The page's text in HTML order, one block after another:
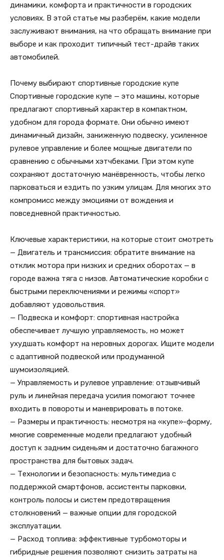
динамики, комфорта и практичности в городских
условиях. В этой статье мы разберём, какие модели
заслуживают внимания, на что обращать внимание при
выборе и как проходит типичный тест-драйв таких
автомобилей.
Почему выбирают спортивные городские купе
Спортивные городские купе — это машины, которые
предлагают спортивный характер в компактном,
удобном для города формате. Они обычно имеют
динамичный дизайн, заниженную подвеску, усиленное
рулевое управление и более мощные двигатели по
сравнению с обычными хэтчбеками. При этом купе
сохраняют достаточную манёвренность, чтобы легко
парковаться и ездить по узким улицам. Для многих это
компромисс между эмоциями от вождения и
повседневной практичностью.
Ключевые характеристики, на которые стоит смотреть
— Двигатель и трансмиссия: обратите внимание на
отклик мотора при низких и средних оборотах — в
городе важна тяга с низов. Автоматические коробки с
быстрыми переключениями и режимы «спорт»
добавляют удовольствия.
— Подвеска и комфорт: спортивная настройка
обеспечивает лучшую управляемость, но может
ухудшать комфорт на неровных дорогах. Ищите модели
с адаптивной подвеской или продуманной
шумоизоляцией.
— Управляемость и рулевое управление: отзывчивый
руль и линейная передача усилия помогают точнее
входить в повороты и маневрировать в потоке.
— Размеры и практичность: несмотря на «купе»-форму,
многие современные модели предлагают удобный
доступ к задним сиденьям и достаточно багажного
пространства для бытовых задач.
— Технологии и безопасность: мультимедиа с
поддержкой смартфонов, ассистенты парковки,
контроль полосы и систем предотвращения
столкновений — важные опции для городской
эксплуатации.
— Расход топлива: эффективные турбомоторы и
гибридные решения позволяют снизить затраты на